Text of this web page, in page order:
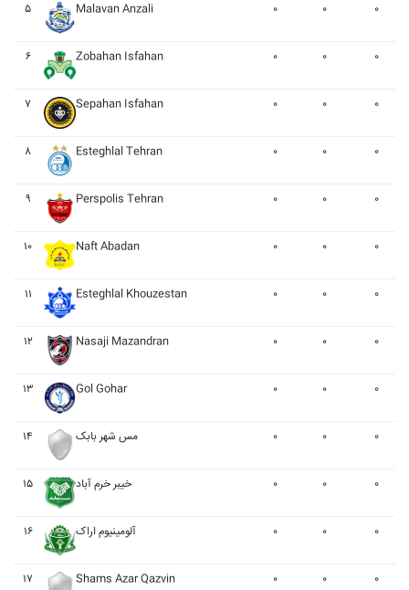
۵ Malavan Anzali ۰ ۰ ۰
۶ Zobahan Isfahan ۰ ۰ ۰
۷ Sepahan Isfahan ۰ ۰ ۰
۸ Esteghlal Tehran ۰ ۰ ۰
۹ Perspolis Tehran ۰ ۰ ۰
۱۰ Naft Abadan ۰ ۰ ۰
۱۱ Esteghlal Khouzestan ۰ ۰ ۰
۱۲ Nasaji Mazandran ۰ ۰ ۰
۱۳ Gol Gohar ۰ ۰ ۰
۱۴ مس شهر بابک ۰ ۰ ۰
۱۵ خيبر خرم آباد ۰ ۰ ۰
۱۶ آلومينيوم اراک ۰ ۰ ۰
۱۷ Shams Azar Qazvin ۰ ۰ ۰